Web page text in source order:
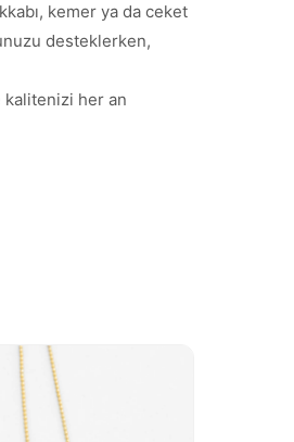
kemer ya da ceket
desteklerken,
kalitenizi her an